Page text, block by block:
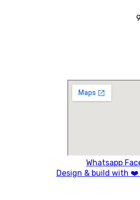
Whatsapp
Design & build with ❤️